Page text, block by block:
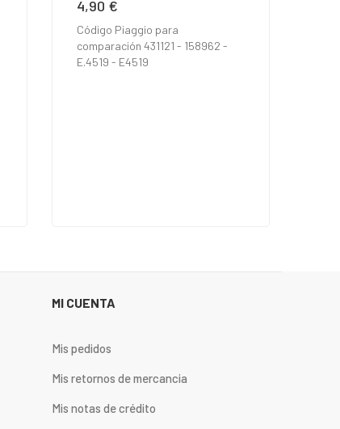
Precio
4,90 €
Código Piaggio para
comparación 431121 - 158962 -
E.4519 - E4519
MI CUENTA
Mis pedidos
Mis retornos de mercancia
Mis notas de crédito